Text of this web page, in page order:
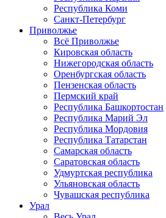
Республика Коми
Санкт-Петербург
Приволжье
Всё Приволжье
Кировская область
Нижегородская область
Оренбургская область
Пензенская область
Пермский край
Республика Башкортостан
Республика Марий Эл
Республика Мордовия
Республика Татарстан
Самарская область
Саратовская область
Удмуртская республика
Ульяновская область
Чувашская республика
Урал